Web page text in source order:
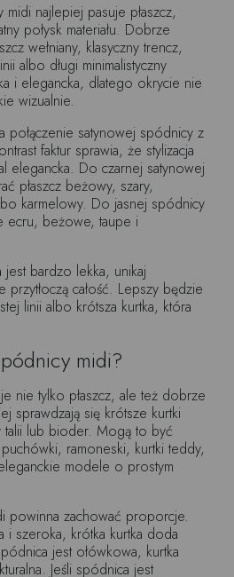
najlepiej pasuje płaszcz,
połysk materiału. Dobrze
wełniany, klasyczny trencz,
albo długi minimalistyczny
i elegancka, dlatego okrycie nie
wizualnie.
połączenie satynowej spódnicy z
faktur sprawia, że stylizacja
elegancka. Do czarnej satynowej
płaszcz beżowy, szary,
karmelowy. Do jasnej spódnicy
ecru, beżowe, taupe i
jest bardzo lekka, unikaj
całość. Lepszy będzie
linii albo krótsza kurtka, która
midi?
nie tylko płaszcz, ale też dobrze
sprawdzają się krótsze kurtki
talii lub bioder. Mogą to być
ramoneski, kurtki teddy,
modele o prostym
powinna zachować proporcje.
i szeroka, krótka kurtka doda
jest ołówkowa, kurtka
Jeśli spódnica jest